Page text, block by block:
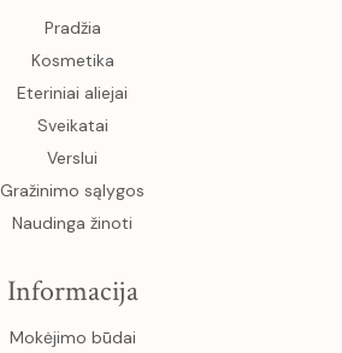
Pradžia
Kosmetika
Eteriniai aliejai
Sveikatai
Verslui
Gražinimo sąlygos
Naudinga žinoti
Informacija
Mokėjimo būdai